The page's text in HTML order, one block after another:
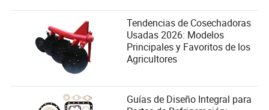
Tendencias de Cosechadoras
Usadas 2026: Modelos
Principales y Favoritos de los
Agricultores
Guías de Diseño Integral para